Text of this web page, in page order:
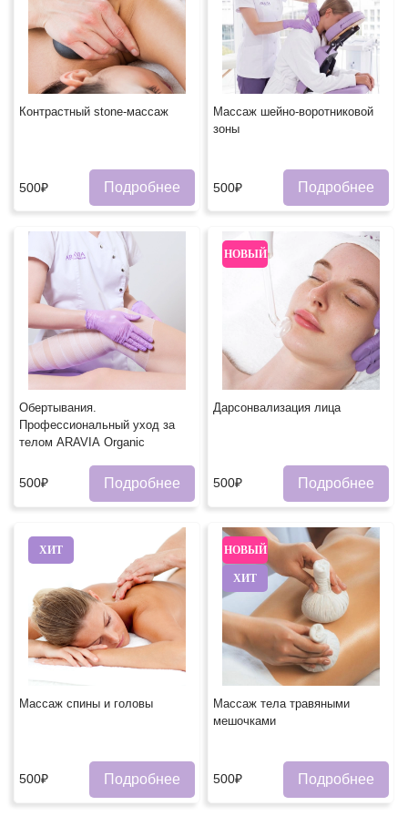
Контрастный stone-массаж
500₽ Подробнее
Массаж шейно-воротниковой
зоны
500₽ Подробнее
Обертывания.
Профессиональный уход за
телом ARAVIA Organic
500₽ Подробнее
НОВЫЙ
Дарсонвализация лица
500₽ Подробнее
ХИТ
Массаж спины и головыㅤ
500₽ Подробнее
НОВЫЙ
ХИТ
Массаж тела травяными
мешочками
500₽ Подробнее